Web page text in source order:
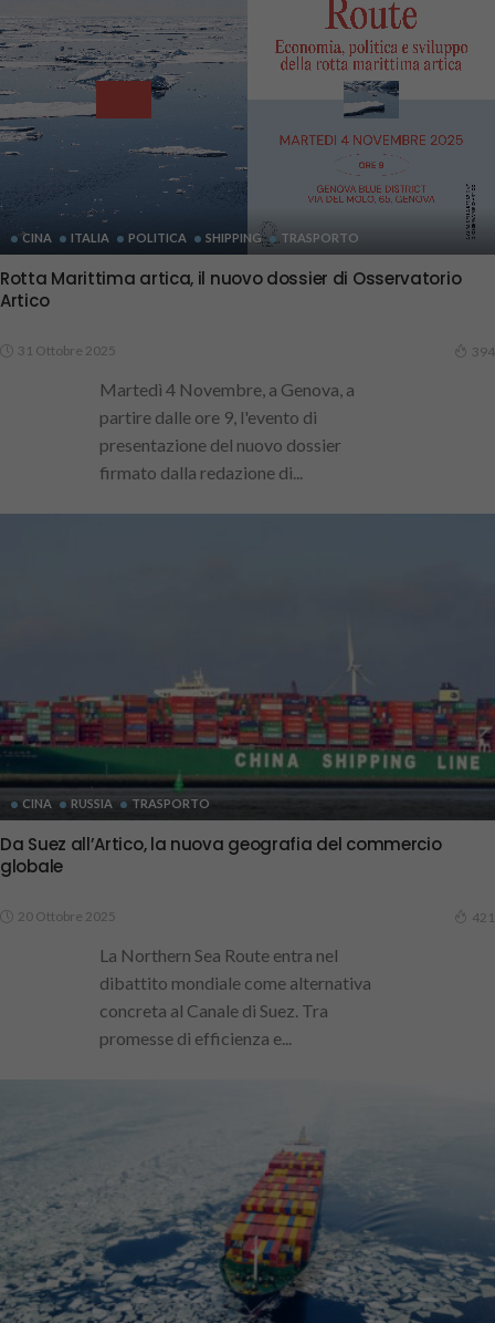
CINA ITALIA POLITICA SHIPPING TRASPORTO
Rotta Marittima artica, il nuovo dossier di Osservatorio
Artico
31 Ottobre 2025 394
Martedì 4 Novembre, a Genova, a
partire dalle ore 9, l'evento di
presentazione del nuovo dossier
firmato dalla redazione di...
CINA RUSSIA TRASPORTO
Da Suez all’Artico, la nuova geografia del commercio
globale
20 Ottobre 2025 421
La Northern Sea Route entra nel
dibattito mondiale come alternativa
concreta al Canale di Suez. Tra
promesse di efficienza e...